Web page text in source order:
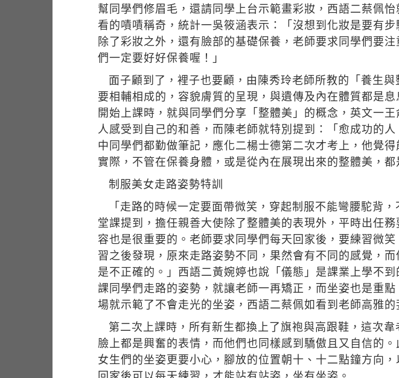
幫同學們修眉毛，還請同學上台示範畫彩妝，西語二蔡佩
看的嘖嘖稱奇，統計一吳筱涵表示：「沒想到化妝是要有
除了彩妝之外，還有臉部的基礎保養，老師要求同學們要
們一定要好好保養喔！」
面子顧到了，裡子也要顧，由陳秀玲老師所教的「養生
要相輔相成的，容貌膚質的呈現，與遺傳及內在體質都是
開始上課時，就與同學們分享「整體美」的概念，英文一
人感受到自己的和善，而陳老師就特別提到：「愈成功的
中同學們都勤做筆記，應化二楊士德第二次才考上，他覺
實際，不管在保養身體，或是從內在展現出來的整體美，都
制服美女走路姿勢特訓
「走路的時候一定要面帶微笑，穿起制服不能彎腰駝背
堂課提到，擔任親善大使除了整體美的表現外，平時出任
容也是很重要的。老師要求同學們每天回家後，要練習微
習之後發現，原來走路姿勢不同，果然會有不同的感覺，
是不正確的。」西語二黃婉婷也說「儀態」是課業上學不
課同學們走路的姿勢，就讓老師一再矯正，而坐姿也是重
場就示範了不會走光的坐姿，西語二蔡佩如看到老師高雅
第二次上課時，所有新生都換上了旗袍與高跟鞋，這次
臉上都是興奮的表情，而他們也同樣感到驕傲且又自信的
女生們的坐姿更要小心，腳放的位置朝十、十二點鐘方向